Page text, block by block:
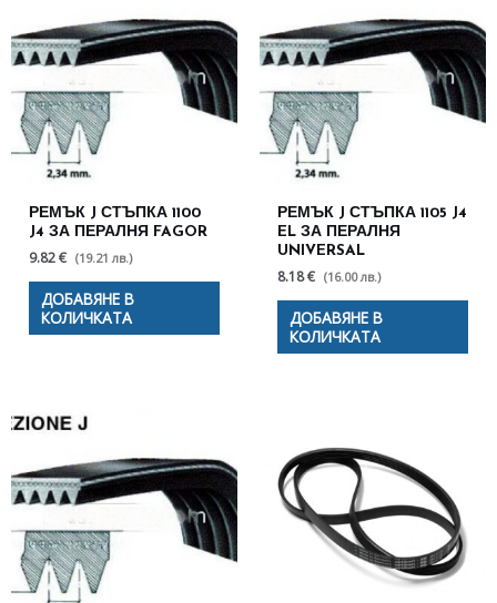
РЕМЪК J СТЪПКА 1100
J4 ЗА ПЕРАЛНЯ FAGOR
9.82 € (19.21 лв.)
ДОБАВЯНЕ В
КОЛИЧКАТА
РЕМЪК J СТЪПКА 1105 J4
EL ЗА ПЕРАЛНЯ
UNIVERSAL
8.18 € (16.00 лв.)
ДОБАВЯНЕ В
КОЛИЧКАТА